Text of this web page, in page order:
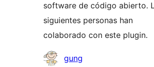
software de código abierto.
siguientes personas han
colaborado con este plugin.
Colaboradores
gung